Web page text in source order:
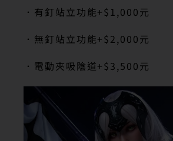
．有釘站立功能+$1,000元
．無釘站立功能+$2,000元
．電動夾吸陰道+$3,500元